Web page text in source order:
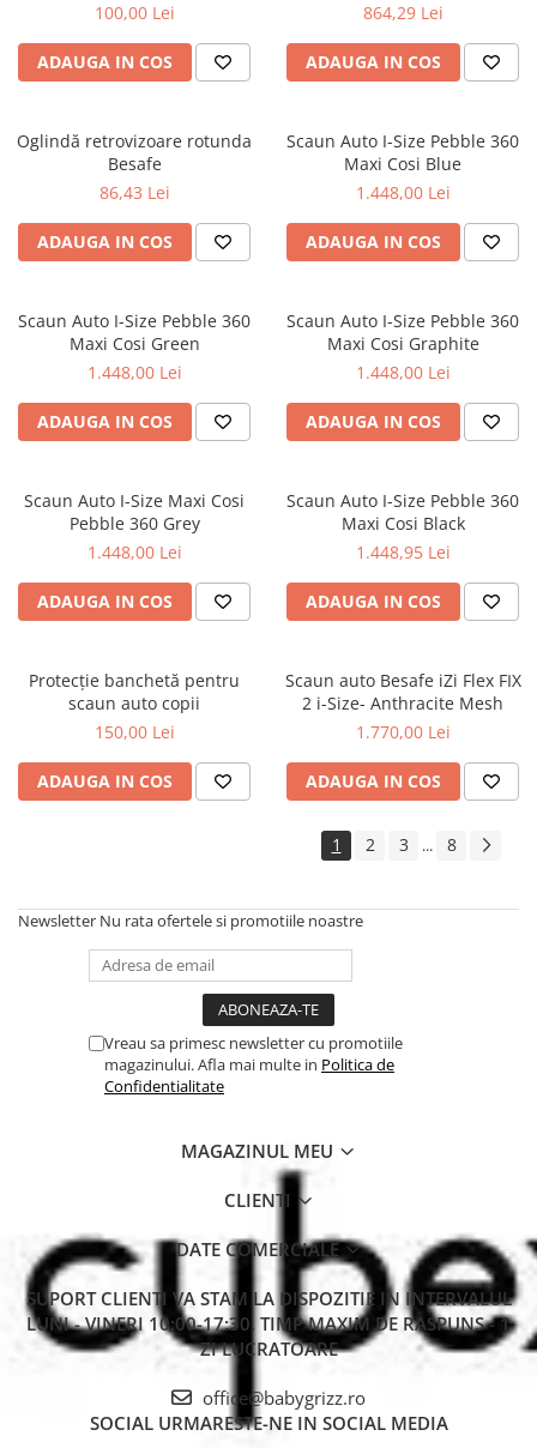
100,00 Lei
ADAUGA IN COS
864,29 Lei
ADAUGA IN COS
Oglindă retrovizoare rotunda
Besafe
86,43 Lei
ADAUGA IN COS
Scaun Auto I-Size Pebble 360
Maxi Cosi Blue
1.448,00 Lei
ADAUGA IN COS
Scaun Auto I-Size Pebble 360
Maxi Cosi Green
1.448,00 Lei
ADAUGA IN COS
Scaun Auto I-Size Pebble 360
Maxi Cosi Graphite
1.448,00 Lei
ADAUGA IN COS
Scaun Auto I-Size Maxi Cosi
Pebble 360 Grey
1.448,00 Lei
ADAUGA IN COS
Scaun Auto I-Size Pebble 360
Maxi Cosi Black
1.448,95 Lei
ADAUGA IN COS
Protecție banchetă pentru
scaun auto copii
150,00 Lei
ADAUGA IN COS
Scaun auto Besafe iZi Flex FIX
2 i-Size- Anthracite Mesh
1.770,00 Lei
ADAUGA IN COS
1 2 3 ... 8
Newsletter Nu rata ofertele si promotiile noastre
Vreau sa primesc newsletter cu promotiile
magazinului. Afla mai multe in Politica de
Confidentialitate
MAGAZINUL MEU
CLIENTI
DATE COMERCIALE
SUPORT CLIENTI VA STAM LA DISPOZITIE IN INTERVALUL
LUNI - VINERI 10:00-17:30. TIMP MAXIM DE RASPUNS - 1
ZI LUCRATOARE
office@babygrizz.ro
SOCIAL URMARESTE-NE IN SOCIAL MEDIA